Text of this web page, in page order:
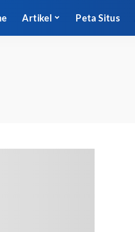
Artikel Peta Situs